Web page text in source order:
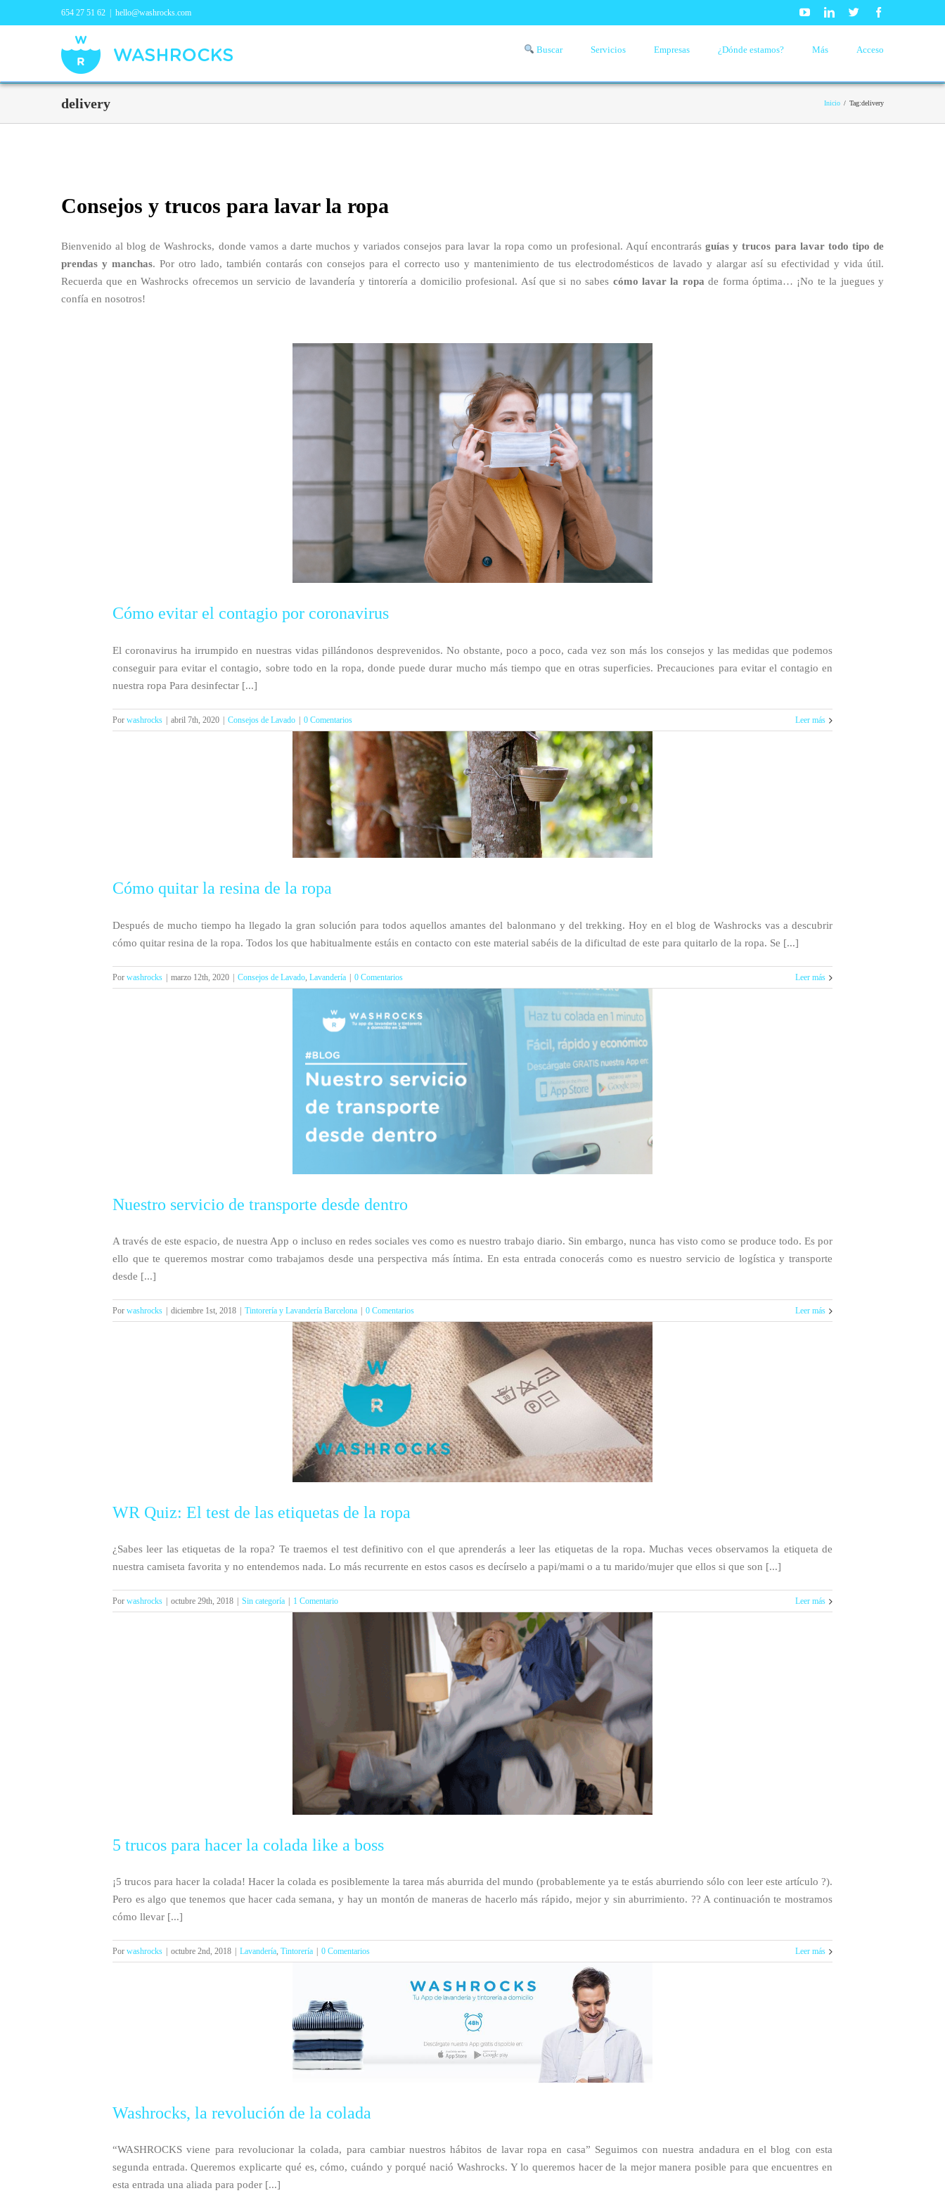
654 27 51 62 | hello@washrocks.com YoutubeLinkedinTwitter
Buscar Servicios Empresas ¿Dónde estamos? Más Acceso
delivery Inicio / Tag:delivery
Consejos y trucos para lavar la ropa
Bienvenido al blog de Washrocks, donde vamos a darte muchos y variados consejos para lavar la ropa como un profesional. Aquí encontrarásguías y trucos para lavar todo tipo de
prendas y manchas. Por otro lado, también contarás con consejos para el correcto uso y mantenimiento de tus electrodomésticos de lavado y alargar así su efectividad y vida útil.
Recuerda que en Washrocks ofrecemos un servicio de lavandería y tintorería a domicilio profesional. Así que si no sabes cómo lavar la ropa de forma óptima… ¡No te la juegues y
confía en nosotros!
Cómo evitar el contagio por coronavirus
El coronavirus ha irrumpido en nuestras vidas pillándonos desprevenidos. No obstante, poco a poco, cada vez son más los consejos y las medidas que podemos
conseguir para evitar el contagio, sobre todo en la ropa, donde puede durar mucho más tiempo que en otras superficies. Precauciones para evitar el contagio en
nuestra ropa Para desinfectar [...]
Por washrocks | abril 7th, 2020 | Consejos de Lavado | 0 Comentarios Leer más
Cómo quitar la resina de la ropa
Después de mucho tiempo ha llegado la gran solución para todos aquellos amantes del balonmano y del trekking. Hoy en el blog de Washrocks vas a descubrir
cómo quitar resina de la ropa. Todos los que habitualmente estáis en contacto con este material sabéis de la dificultad de este para quitarlo de la ropa. Se [...]
Por washrocks | marzo 12th, 2020 | Consejos de Lavado Lavandería | 0 Comentarios Leer más
Nuestro servicio de transporte desde dentro
A través de este espacio, de nuestra App o incluso en redes sociales ves como es nuestro trabajo diario. Sin embargo, nunca has visto como se produce todo. Es por
ello que te queremos mostrar como trabajamos desde una perspectiva más íntima. En esta entrada conocerás como es nuestro servicio de logística y transporte
desde [...]
Por washrocks diciembre 1st, 2018 Tintorería y Lavandería Barcelona 0 Comentarios Leer más
WR Quiz: El test de las etiquetas de la ropa
¿Sabes leer las etiquetas de la ropa? Te traemos el test definitivo con el que aprenderás a leer las etiquetas de la ropa. Muchas veces observamos la etiqueta de
nuestra camiseta favorita y no entendemos nada. Lo más recurrente en estos casos es decírselo a papi/mami o a tu marido/mujer que ellos si que son [...]
Por washrocks octubre 29th, 2018 Sin categoría 1 Comentario Leer más
5 trucos para hacer la colada like a boss
¡5 trucos para hacer la colada! Hacer la colada es posiblemente la tarea más aburrida del mundo (probablemente ya te estás aburriendo sólo con leer este artículo ?).
Pero es algo que tenemos que hacer cada semana, y hay un montón de maneras de hacerlo más rápido, mejor y sin aburrimiento. ?? A continuación te mostramos
cómo llevar [...]
Por washrocks octubre 2nd, 2018 Lavandería, Tintorería 0 Comentarios Leer más
Washrocks, la revolución de la colada
“WASHROCKS viene para revolucionar la colada, para cambiar nuestros hábitos de lavar ropa en casa” Seguimos con nuestra andadura en el blog con esta
segunda entrada. Queremos explicarte qué es, cómo, cuándo y porqué nació Washrocks. Y lo queremos hacer de la mejor manera posible para que encuentres en
esta entrada una aliada para poder [...]